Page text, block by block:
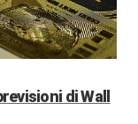
di Wall